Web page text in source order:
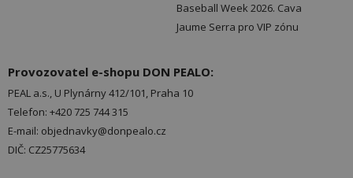
Baseball Week 2026. Cava
Jaume Serra pro VIP zónu
Provozovatel e-shopu DON PEALO:
PEAL a.s., U Plynárny 412/101, Praha 10
Telefon: +420 725 744 315
E-mail: objednavky@donpealo.cz
DIČ: CZ25775634